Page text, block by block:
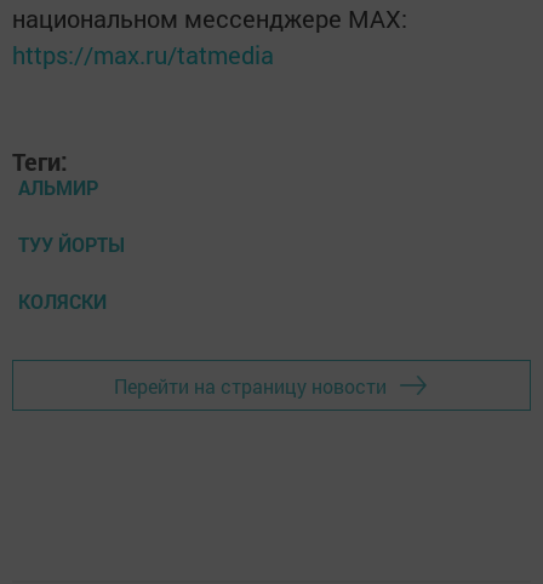
национальном мессенджере MАХ:
https://max.ru/tatmedia
Теги:
АЛЬМИР
ТУУ ЙОРТЫ
КОЛЯСКИ
Перейти на страницу новости